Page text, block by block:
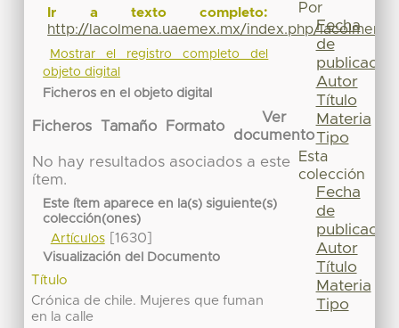
Ir a texto completo:
http://lacolmena.uaemex.mx/index.php/
Mostrar el registro completo del
objeto digital
Ficheros en el objeto digital
Ficheros Tamaño Formato
Ver
documento
No hay resultados asociados a este
ítem.
Este ítem aparece en la(s) siguiente(s)
colección(ones)
Artículos[1630]
Visualización del Documento
Título
Crónica de chile. Mujeres que fuman
en la calle
Por
Fecha
de
publicación
Autor
Título
Materia
Tipo
Esta
colección
Fecha
de
publicación
Autor
Título
Materia
Tipo